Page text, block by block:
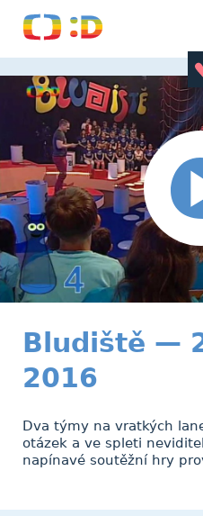
Bludiště —
2016
Dva týmy na vratkých
otázek a ve spleti
napínavé soutěžní hry